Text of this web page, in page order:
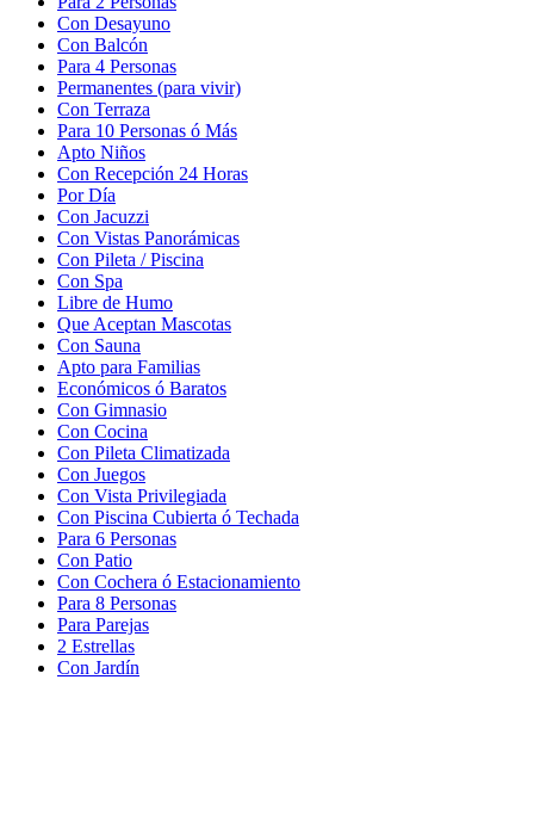
Con Desayuno
Con Balcón
Para 4 Personas
Permanentes (para vivir)
Con Terraza
Para 10 Personas ó Más
Apto Niños
Con Recepción 24 Horas
Por Día
Con Jacuzzi
Con Vistas Panorámicas
Con Pileta / Piscina
Con Spa
Libre de Humo
Que Aceptan Mascotas
Con Sauna
Apto para Familias
Económicos ó Baratos
Con Gimnasio
Con Cocina
Con Pileta Climatizada
Con Juegos
Con Vista Privilegiada
Con Piscina Cubierta ó Techada
Para 6 Personas
Con Patio
Con Cochera ó Estacionamiento
Para 8 Personas
Para Parejas
2 Estrellas
Con Jardín